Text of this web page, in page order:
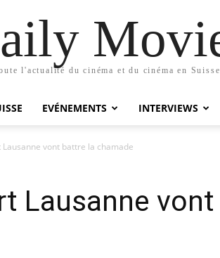
l'actualité du cinéma et du cinéma en Suisse
EVÉNEMENTS INTERVIEWS
Lausanne vont battre la chamade
Lausanne vont